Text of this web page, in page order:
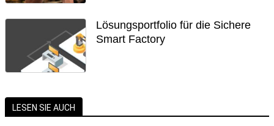
Lösungsportfolio für die Sichere
Smart Factory
LESEN SIE AUCH